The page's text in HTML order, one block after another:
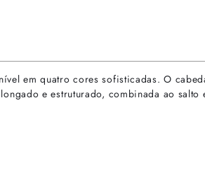
em quatro cores sofisticadas. O
e estruturado, combinada ao